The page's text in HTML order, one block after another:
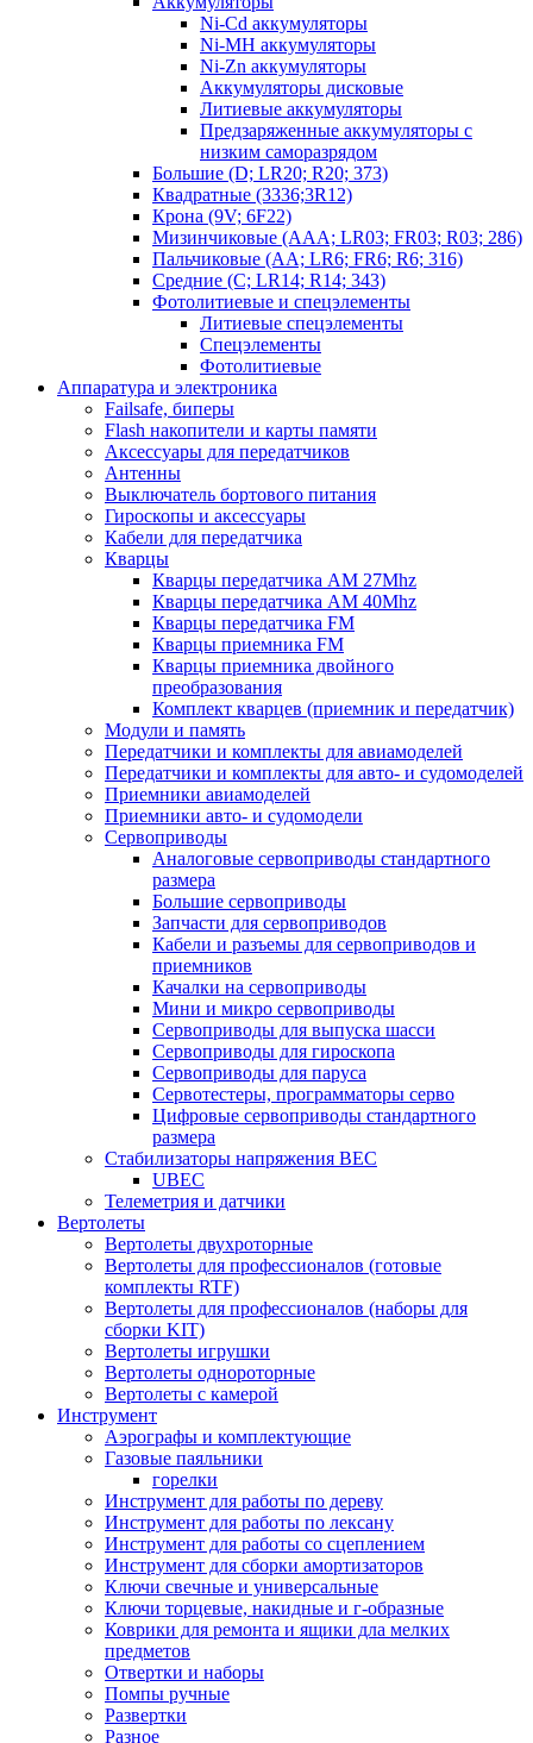
Ni-Cd аккумуляторы
Ni-MH аккумуляторы
Ni-Zn аккумуляторы
Аккумуляторы дисковые
Литиевые аккумуляторы
Предзаряженные аккумуляторы с
низким саморазрядом
Большие (D; LR20; R20; 373)
Квадратные (3336;3R12)
Крона (9V; 6F22)
Мизинчиковые (AAA; LR03; FR03; R03; 286)
Пальчиковые (AA; LR6; FR6; R6; 316)
Средние (C; LR14; R14; 343)
Фотолитиевые и спецэлементы
Литиевые спецэлементы
Спецэлементы
Фотолитиевые
Аппаратура и электроника
Failsafe, биперы
Flash накопители и карты памяти
Аксессуары для передатчиков
Антенны
Выключатель бортового питания
Гироскопы и аксессуары
Кабели для передатчика
Кварцы
Кварцы передатчика AM 27Mhz
Кварцы передатчика AM 40Mhz
Кварцы передатчика FM
Кварцы приемника FM
Кварцы приемника двойного
преобразования
Комплект кварцев (приемник и передатчик)
Модули и память
Передатчики и комплекты для авиамоделей
Передатчики и комплекты для авто- и судомоделей
Приемники авиамоделей
Приемники авто- и судомодели
Сервоприводы
Аналоговые сервоприводы стандартного
размера
Большие сервоприводы
Запчасти для сервоприводов
Кабели и разъемы для сервоприводов и
приемников
Качалки на сервоприводы
Мини и микро сервоприводы
Сервоприводы для выпуска шасси
Сервоприводы для гироскопа
Сервоприводы для паруса
Сервотестеры, программаторы серво
Цифровые сервоприводы стандартного
размера
Стабилизаторы напряжения BEC
UBEC
Телеметрия и датчики
Вертолеты
Вертолеты двухроторные
Вертолеты для профессионалов (готовые
комплекты RTF)
Вертолеты для профессионалов (наборы для
сборки KIT)
Вертолеты игрушки
Вертолеты однороторные
Вертолеты с камерой
Инструмент
Аэрографы и комплектующие
Газовые паяльники
горелки
Инструмент для работы по дереву
Инструмент для работы по лексану
Инструмент для работы со сцеплением
Инструмент для сборки амортизаторов
Ключи свечные и универсальные
Ключи торцевые, накидные и г-образные
Коврики для ремонта и ящики дла мелких
предметов
Отвертки и наборы
Помпы ручные
Развертки
Разное